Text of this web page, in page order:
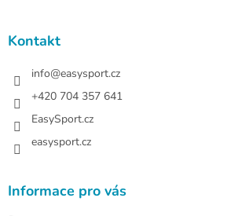
Kontakt
info@easysport.cz
+420 704 357 641
EasySport.cz
easysport.cz
Informace pro vás